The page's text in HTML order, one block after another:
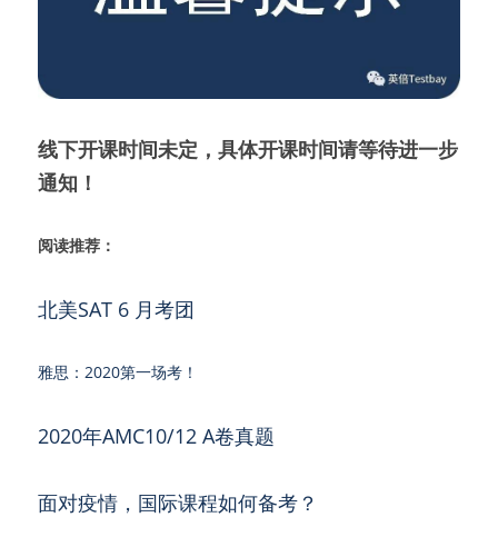
线下开课时间未定，具体开课时间请等待进一步
通知！
阅读推荐：
北美SAT 6 月考团
雅思：2020第一场考！
2020年AMC10/12 A卷真题
面对疫情，国际课程如何备考？